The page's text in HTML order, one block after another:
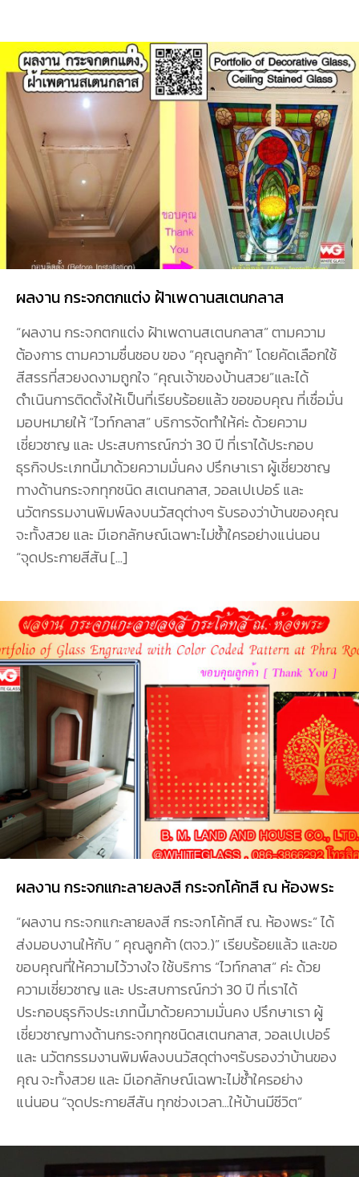
ผลงาน กระจกตกแต่ง ฝ้าเพดานสเตนกลาส
“ผลงาน กระจกตกแต่ง ฝ้าเพดานสเตนกลาส” ตามความ
ต้องการ ตามความชื่นชอบ ของ “คุณลูกค้า” โดยคัดเลือกใช้
สีสรรที่สวยงดงามถูกใจ “คุณเจ้าของบ้านสวย”และได้
ดำเนินการติดตั้งให้เป็นที่เรียบร้อยแล้ว ขอขอบคุณ ที่เชื่อมั่น
มอบหมายให้ “ไวท์กลาส” บริการจัดทำให้ค่ะ ด้วยความ
เชี่ยวชาญ และ ประสบการณ์กว่า 30 ปี ที่เราได้ประกอบ
ธุรกิจประเภทนี้มาด้วยความมั่นคง ปรึกษาเรา ผู้เชี่ยวชาญ
ทางด้านกระจกทุกชนิด สเตนกลาส, วอลเปเปอร์ และ
นวัตกรรมงานพิมพ์ลงบนวัสดุต่างๆ รับรองว่าบ้านของคุณ
จะทั้งสวย และ มีเอกลักษณ์เฉพาะไม่ซ้ำใครอย่างแน่นอน
“จุดประกายสีสัน[…]
ผลงาน กระจกแกะลายลงสี กระจกโค้ทสี ณ ห้องพระ
“ผลงาน กระจกแกะลายลงสี กระจกโค้ทสี ณ. ห้องพระ” ได้
ส่งมอบงานให้กับ ” คุณลูกค้า (ตจว.)” เรียบร้อยแล้ว และขอ
ขอบคุณที่ให้ความไว้วางใจ ใช้บริการ “ไวท์กลาส” ค่ะ ด้วย
ความเชี่ยวชาญ และ ประสบการณ์กว่า 30 ปี ที่เราได้
ประกอบธุรกิจประเภทนี้มาด้วยความมั่นคง ปรึกษาเรา ผู้
เชี่ยวชาญทางด้านกระจกทุกชนิดสเตนกลาส, วอลเปเปอร์
และ นวัตกรรมงานพิมพ์ลงบนวัสดุต่างๆรับรองว่าบ้านของ
คุณ จะทั้งสวย และ มีเอกลักษณ์เฉพาะไม่ซ้ำใครอย่าง
แน่นอน “จุดประกายสีสัน ทุกช่วงเวลา…ให้บ้านมีชีวิต”